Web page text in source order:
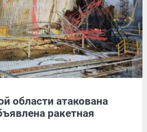
области атакована
ракетная